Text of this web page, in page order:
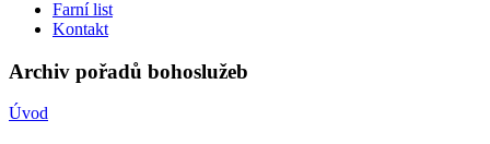
Farní list
Kontakt
Archiv pořadů bohoslužeb
Úvod